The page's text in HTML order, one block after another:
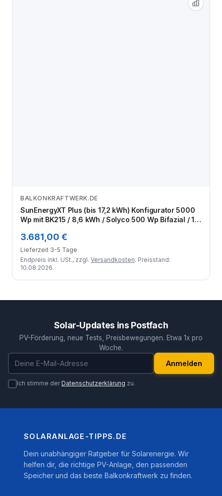
Zum Angebot
BALKONKRAFTWERK.DE
SunEnergyXT Plus (bis 17,2 kWh) Konfigurator 5000
Wp mit BK215 / 8,6 kWh / Solyco 500 Wp Bifazial / 10
3.681,00 €
Lieferzeit 3-5 Tage
Endpreis inkl. USt., zzgl. Versandkosten. Preisstand:
10.08.2026.
Solar-Updates ins Postfach
PV-Förderung, neue Tests, Preisbewegungen. Etwa 1x pro
Woche.
E-Mail-Adresse
Anmelden
Ich stimme derDatenschutzerklärung zu.
SOLARANLAGE-TIPPS.DE
Dein unabhängiger Ratgeber für Solarenergie. Wir
helfen dir, die richtige PV-Anlage, den passenden
Speicher und das beste Balkonkraftwerk zu finden.